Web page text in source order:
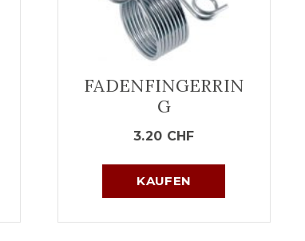
FADENFINGERRIN
G
3.20 CHF
KAUFEN